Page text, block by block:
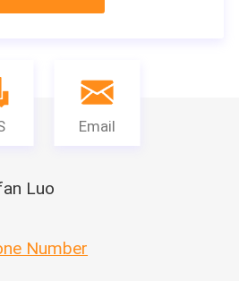
Zyklus des Standorts als
ist 0,04, das bis zum 5 Jahren
Grad 2. Der Koeffizient von
Stahlspalten, Purlin aller
Email
Luo
Number